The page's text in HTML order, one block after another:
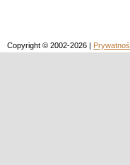
Copyright © 2002-2026 |